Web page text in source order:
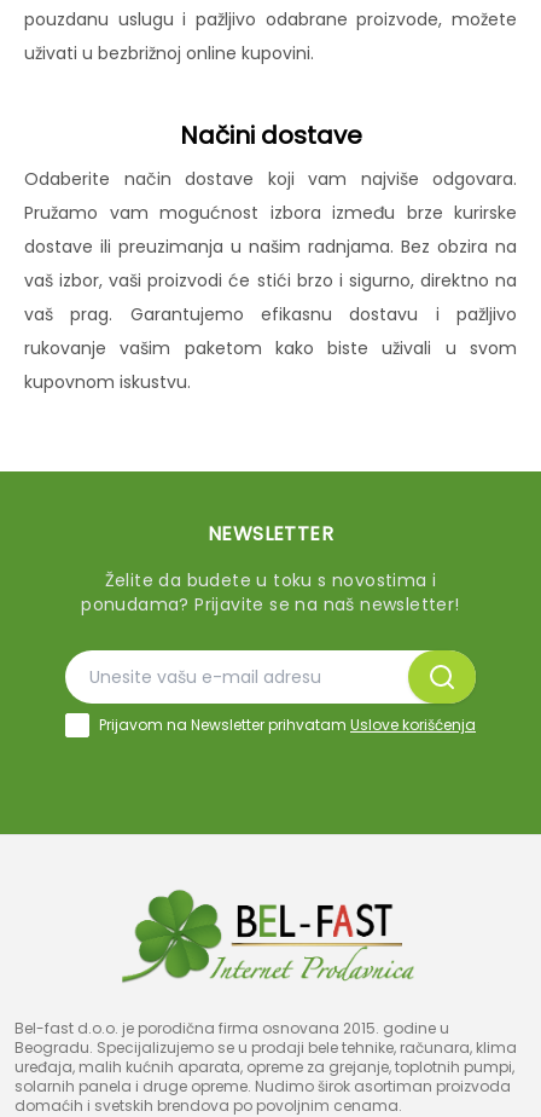
pouzdanu uslugu i pažljivo odabrane proizvode, možete
uživati u bezbrižnoj online kupovini.
Načini dostave
Odaberite način dostave koji vam najviše odgovara.
Pružamo vam mogućnost izbora između brze kurirske
dostave ili preuzimanja u našim radnjama. Bez obzira na
vaš izbor, vaši proizvodi će stići brzo i sigurno, direktno na
vaš prag. Garantujemo efikasnu dostavu i pažljivo
rukovanje vašim paketom kako biste uživali u svom
kupovnom iskustvu.
NEWSLETTER
Želite da budete u toku s novostima i
ponudama? Prijavite se na naš newsletter!
Prijavom na Newsletter prihvatam Uslove korišćenja
Bel-fast d.o.o. je porodična firma osnovana 2015. godine u
Beogradu. Specijalizujemo se u prodaji bele tehnike, računara, klima
uređaja, malih kućnih aparata, opreme za grejanje, toplotnih pumpi,
solarnih panela i druge opreme. Nudimo širok asortiman proizvoda
domaćih i svetskih brendova po povoljnim cenama.